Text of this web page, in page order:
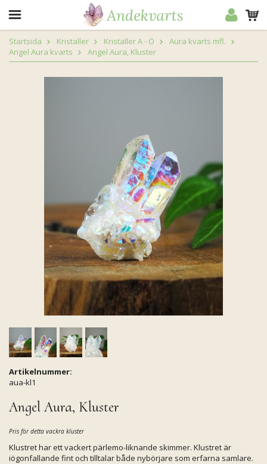
Startsida Kristaller Kristaller A - Ö
Aura kvarts mfl.
Angel Aura kvarts
Angel Aura, Kluster
Artikelnummer:
aua-kl1
Angel Aura, Kluster
Pris för detta vackra kluster
Klustret har ett vackert pärlemo-liknande skimmer. Klustret är
iögonfallande fint och tilltalar både nybörjare som erfarna samlare.